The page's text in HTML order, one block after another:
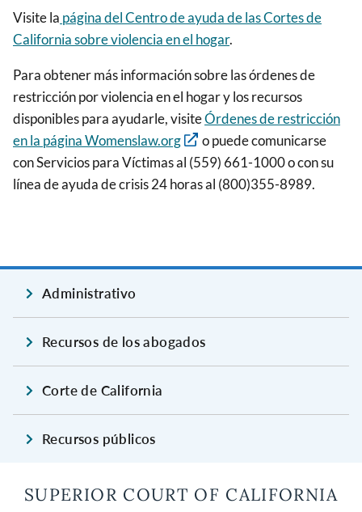
Visite la página del Centro de ayuda de las Cortes de
California sobre violencia en el hogar.
Para obtener más información sobre las órdenes de
restricción por violencia en el hogar y los recursos
disponibles para ayudarle, visiteÓrdenes de restricción
en la página Womenslaw.org
o puede comunicarse
con Servicios para Víctimas al (559) 661-1000 o con su
línea de ayuda de crisis 24 horas al (800)355-8989.
Administrativo
Recursos de los abogados
Corte de California
Recursos públicos
SUPERIOR COURT OF CALIFORNIA